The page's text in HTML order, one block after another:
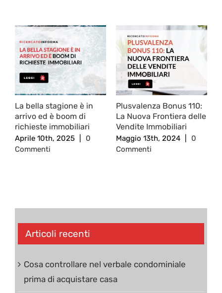
La bella stagione è in
arrivo ed è boom di
richieste immobiliari
Aprile 10th, 2025
0
Commenti
Plusvalenza Bonus 110:
La Nuova Frontiera delle
Vendite Immobiliari
Maggio 13th, 2024
0
Commenti
Articoli recenti
Cosa controllare nel verbale condominiale
prima di acquistare casa